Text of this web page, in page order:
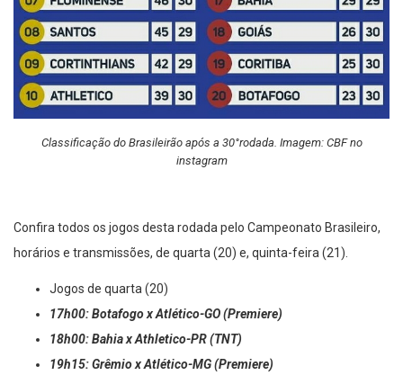
Classificação do Brasileirão após a 30°rodada. Imagem: CBF no
instagram
Confira todos os jogos desta rodada pelo Campeonato Brasileiro,
horários e transmissões, de quarta (20) e, quinta-feira (21).
Jogos de quarta (20)
17h00: Botafogo x Atlético-GO (Premiere)
18h00: Bahia x Athletico-PR (TNT)
19h15: Grêmio x Atlético-MG (Premiere)